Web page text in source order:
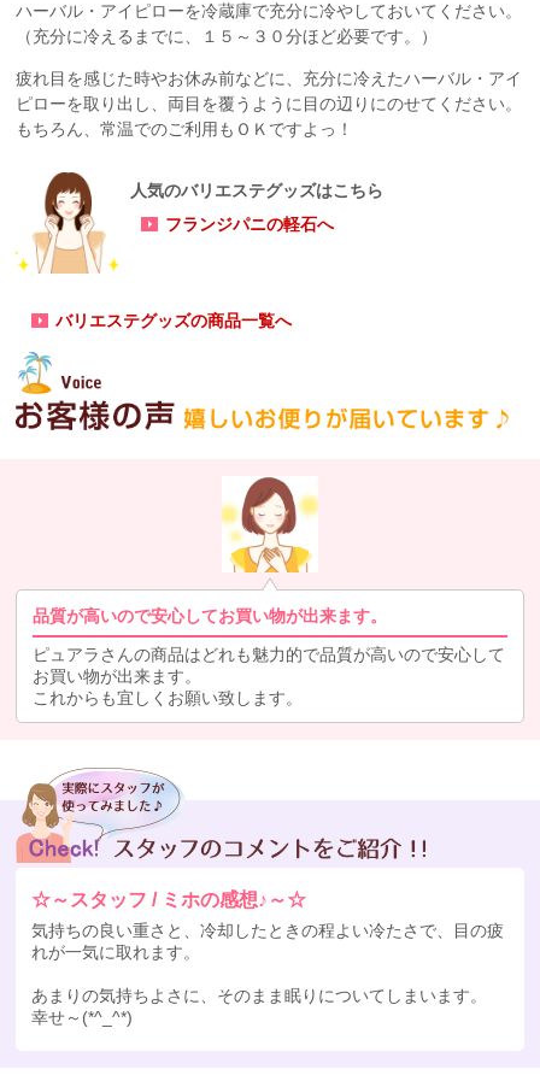
ハーバル・アイピローを冷蔵庫で充分に冷やしておいてください。
（充分に冷えるまでに、１５～３０分ほど必要です。）
疲れ目を感じた時やお休み前などに、充分に冷えたハーバル・アイ
ピローを取り出し、両目を覆うように目の辺りにのせてください。
もちろん、常温でのご利用もＯＫですよっ！
人気のバリエステグッズはこちら
フランジパニの軽石へ
バリエステグッズの商品一覧へ
品質が高いので安心してお買い物が出来ます。
ピュアラさんの商品はどれも魅力的で品質が高いので安心して
お買い物が出来ます。
これからも宜しくお願い致します。
☆～スタッフ / ミホの感想♪～☆
気持ちの良い重さと、冷却したときの程よい冷たさで、目の疲
れが一気に取れます。
あまりの気持ちよさに、そのまま眠りについてしまいます。
幸せ～(*^_^*)